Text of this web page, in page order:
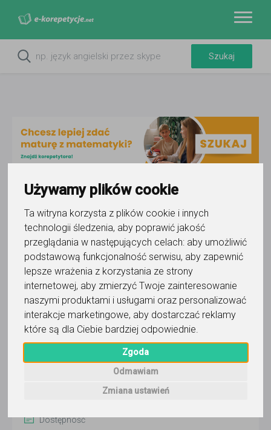
Używamy plików cookie
Ta witryna korzysta z plików cookie i innych
technologii śledzenia, aby poprawić jakość
przeglądania w następujących celach: aby umożliwić
podstawową funkcjonalność serwisu, aby zapewnić
lepsze wrażenia z korzystania ze strony
internetowej, aby zmierzyć Twoje zainteresowanie
naszymi produktami i usługami oraz personalizować
interakcje marketingowe, aby dostarczać reklamy
które są dla Ciebie bardziej odpowiednie.
Zgoda
Odmawiam
Zmiana ustawień
Oznacz wystąpienie kontaktu
Pamela
Korepetytor prowadzi zajęcia online
Dostępność